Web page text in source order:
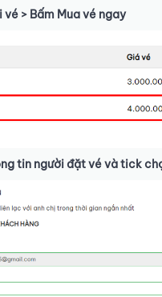
vé > Bấm Mua vé ngay
tin người đặt vé và tick